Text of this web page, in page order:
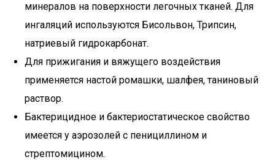
минералов на поверхности легочных тканей. Для
ингаляций используются Бисольвон, Трипсин,
натриевый гидрокарбонат.
Для прижигания и вяжущего воздействия
применяется настой ромашки, шалфея, таниновый
раствор.
Бактерицидное и бактериостатическое свойство
имеется у аэрозолей с пенициллином и
стрептомицином.